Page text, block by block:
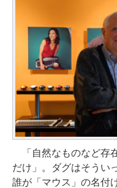
「自然なものなど存
だけ」。ダグはそうい
誰が「マウス」の名付